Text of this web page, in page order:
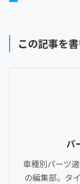
この記事を
パ
車種別パーツ
の編集部。タ